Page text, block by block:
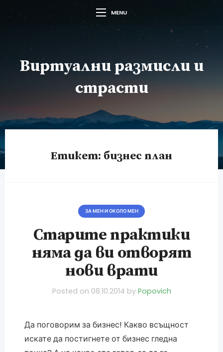
MENU
Виртуални размисли и
страсти
Етикет: бизнес план
ЗА МЕН И ОКОЛО МЕН
Старите практики
няма да ви отворят
нови врати
Posted on 08.10.2014 by Popovich
Да поговорим за бизнес! Какво всъщност
искате да постигнете от бизнес гледна